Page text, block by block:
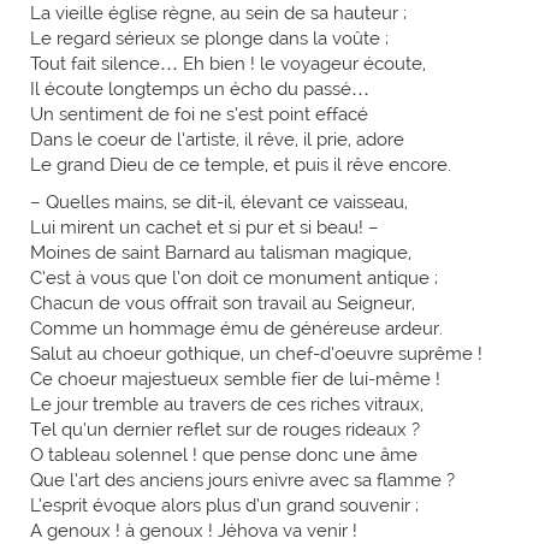
La vieille église règne, au sein de sa hauteur ;
Le regard sérieux se plonge dans la voûte ;
Tout fait silence… Eh bien ! le voyageur écoute,
Il écoute longtemps un écho du passé…
Un sentiment de foi ne s’est point effacé
Dans le coeur de l’artiste, il rêve, il prie, adore
Le grand Dieu de ce temple, et puis il rêve encore.
– Quelles mains, se dit-il, élevant ce vaisseau,
Lui mirent un cachet et si pur et si beau! –
Moines de saint Barnard au talisman magique,
C’est à vous que l’on doit ce monument antique ;
Chacun de vous offrait son travail au Seigneur,
Comme un hommage ému de généreuse ardeur.
Salut au choeur gothique, un chef-d’oeuvre suprême !
Ce choeur majestueux semble fier de lui-même !
Le jour tremble au travers de ces riches vitraux,
Tel qu’un dernier reflet sur de rouges rideaux ?
O tableau solennel ! que pense donc une âme
Que l’art des anciens jours enivre avec sa flamme ?
L’esprit évoque alors plus d’un grand souvenir ;
A genoux ! à genoux ! Jéhova va venir !